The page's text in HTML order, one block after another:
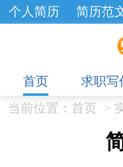
个人简历 简历范
招聘选
工作总
首页
求职写
当前位置： 首页 >